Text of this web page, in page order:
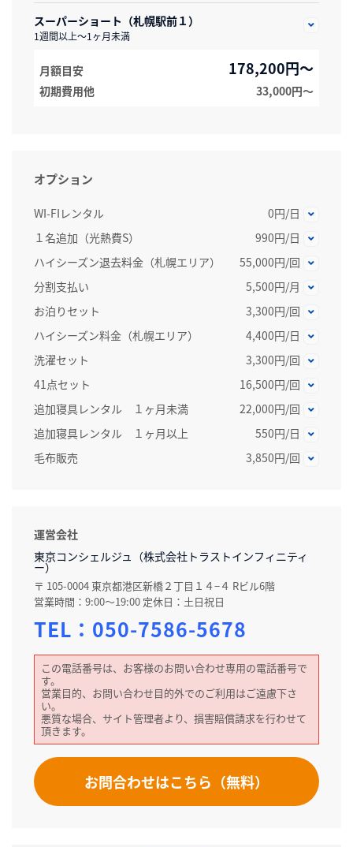
スーパーショート（札幌駅前１）
1週間以上～1ヶ月未満
月額目安 178,200円～
初期費用他 33,000円〜
オプション
WI-FIレンタル
0円/日
１名追加（光熱費S）
990円/日
ハイシーズン退去料金（札幌エリア）
55,000円/回
分割支払い
5,500円/月
お泊りセット
3,300円/回
ハイシーズン料金（札幌エリア）
4,400円/日
洗濯セット
3,300円/回
41点セット
16,500円/回
追加寝具レンタル １ヶ月未満
22,000円/回
追加寝具レンタル １ヶ月以上
550円/日
毛布販売
3,850円/回
運営会社
東京コンシェルジュ（株式会社トラストインフィニティ
ー）
〒 105-0004 東京都港区新橋２丁目１４−４ Rビル6階
営業時間：9:00～19:00 定休日：土日祝日
TEL： 050-7586-5678
この電話番号は、お客様のお問い合わせ専用の電話番号で
す。
営業目的、お問い合わせ目的外でのご利用はご遠慮下さ
い。
悪質な場合、サイト管理者より、損害賠償請求を行わせて
頂きます。
お問合わせはこちら（無料）